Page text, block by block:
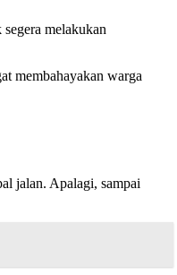
melakukan
membahayakan warga
jalan. Apalagi, sampai